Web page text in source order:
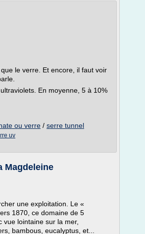
le verre. Et encore, il faut voir
En moyenne, 5 à 10%
ou verre / serre tunnel
uv
Magdeleine
une exploitation. Le «
1870, ce domaine de 5
lointaine sur la mer,
bambous, eucalyptus, et...